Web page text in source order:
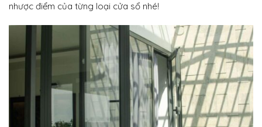
nhược điểm của từng loại cửa sổ nhé!